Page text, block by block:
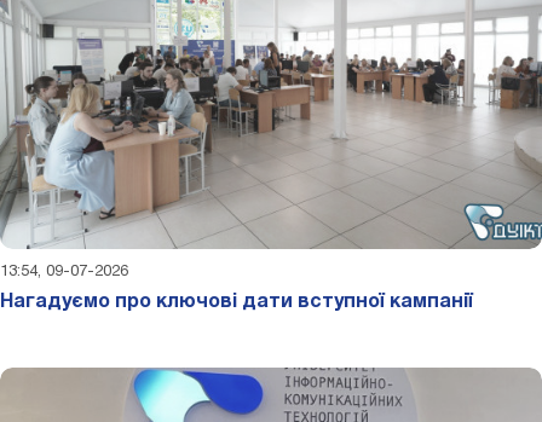
13:54, 09-07-2026
Нагадуємо про ключові дати вступної кампанії